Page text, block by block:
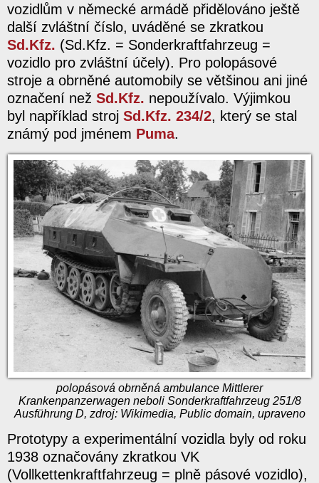
vozidlům v německé armádě přidělováno ještě
další zvláštní číslo, uváděné se zkratkou
Sd.Kfz. (Sd.Kfz. = Sonderkraftfahrzeug =
vozidlo pro zvláštní účely). Pro polopásové
stroje a obrněné automobily se většinou ani jiné
označení než Sd.Kfz. nepoužívalo. Výjimkou
byl například stroj Sd.Kfz. 234/2, který se stal
známý pod jménem Puma.
polopásová obrněná ambulance Mittlerer
Krankenpanzerwagen neboli Sonderkraftfahrzeug 251/8
Ausführung D, zdroj: Wikimedia, Public domain, upraveno
Prototypy a experimentální vozidla byly od roku
1938 označovány zkratkou VK
(Vollkettenkraftfahrzeug = plně pásové vozidlo),